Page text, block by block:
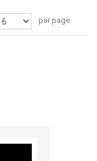
par page